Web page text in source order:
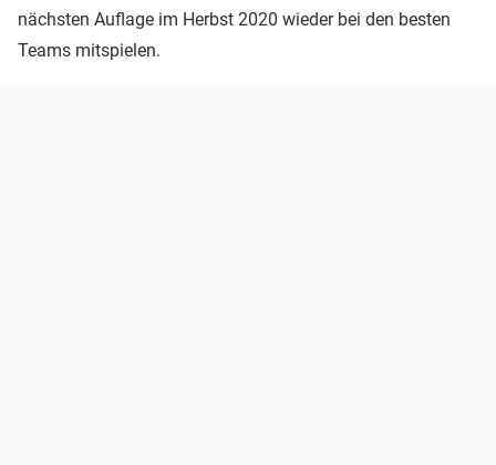
nächsten Auflage im Herbst 2020 wieder bei den besten
Teams mitspielen.